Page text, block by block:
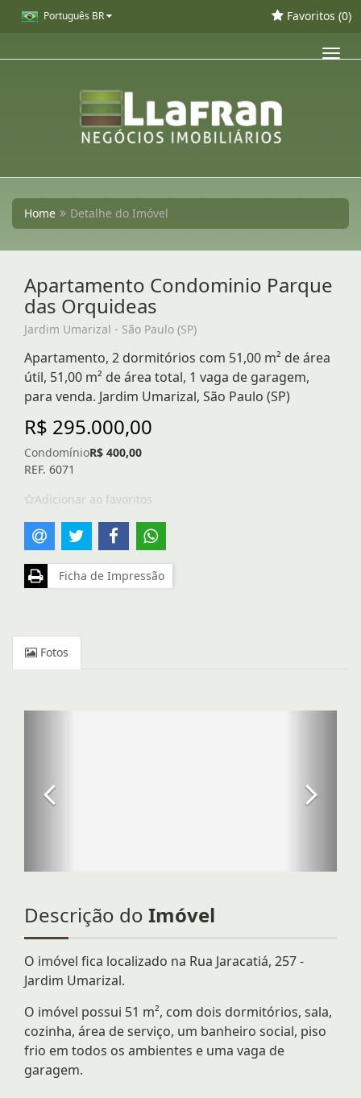
Português BR Favoritos (0)
Home Detalhe do Imóvel
Apartamento Condominio Parque
das Orquideas
Jardim Umarizal - São Paulo (SP)
Apartamento, 2 dormitórios com 51,00 m² de área
útil, 51,00 m² de área total, 1 vaga de garagem,
para venda. Jardim Umarizal, São Paulo (SP)
R$ 295.000,00
CondomínioR$ 400,00
REF. 6071
Adicionar ao favoritos
Ficha de Impressão
Fotos
Descrição do Imóvel
O imóvel fica localizado na Rua Jaracatiá, 257 -
Jardim Umarizal.
O imóvel possui 51 m², com dois dormitórios, sala,
cozinha, área de serviço, um banheiro social, piso
frio em todos os ambientes e uma vaga de
garagem.